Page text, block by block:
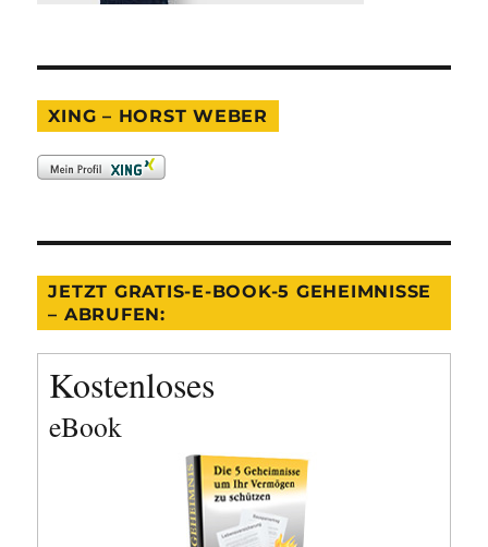
XING – HORST WEBER
JETZT GRATIS-E-BOOK-5 GEHEIMNISSE
– ABRUFEN:
Kostenloses
eBook